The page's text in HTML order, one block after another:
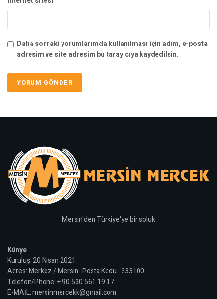
Daha sonraki yorumlarımda kullanılması için adım, e-posta
adresim ve site adresim bu tarayıcıya kaydedilsin.
Mersin'den Türkiye'ye bir soluk
Künye
Kuruluş: 20 Nisan 2021
Adres: Merkez / Mersin Posta Kodu : 333100
Telefon/Phone: + 90 530 561 19 17
E-MAİL: mersinmercekk@gmail.com